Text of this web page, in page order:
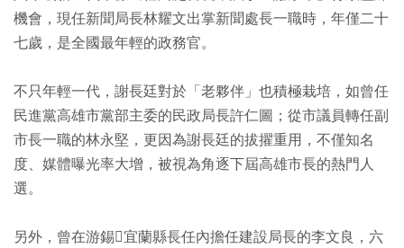
機會，現任新聞局長林耀文出掌新聞處長一職時，年僅二十
七歲，是全國最年輕的政務官。
不只年輕一代，謝長廷對於「老夥伴」也積極栽培，如曾任
民進黨高雄市黨部主委的民政局長許仁圖；從市議員轉任副
市長一職的林永堅，更因為謝長廷的拔擢重用，不僅知名
度、媒體曝光率大增，被視為角逐下屆高雄市長的熱門人
選。
另外，曾在游錫宜蘭縣長任內擔任建設局長的李文良，六